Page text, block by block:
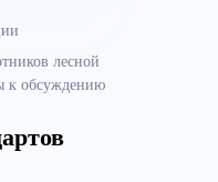
лесной
к обсуждению